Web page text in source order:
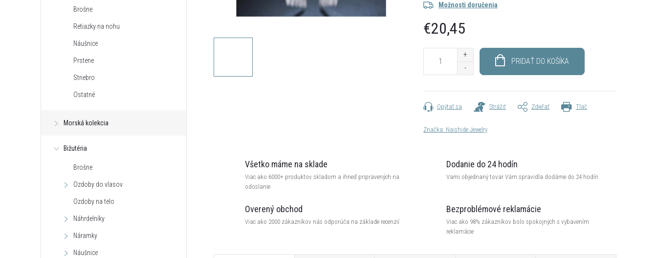
Brošne
Retiazky na nohu
Náušnice
Prstene
Striebro
Ostatné
Morská kolekcia
Bižutéria
Brošne
Ozdoby do vlasov
Ozdoby na telo
Náhrdelníky
Náramky
Náušnice
Možnosti doručenia
€20,45
PRIDAŤ DO KOŠÍKA
Tlač
Opýtať sa Strážiť Zdieľať
Značka: Naishide Jewelry
Všetko máme na sklade
Viac ako 6000+ produktov skladom a ihneď pripravených na
odoslanie
Dodanie do 24 hodín
Vami objednaný tovar Vám spravidla dodáme do 24 hodín
Overený obchod
Viac ako 2000 zákazníkov nás odporúča na základe recenzií
Bezproblémové reklamácie
Viac ako 98% zákazníkov bolo spokojných s vybavením
reklamácie